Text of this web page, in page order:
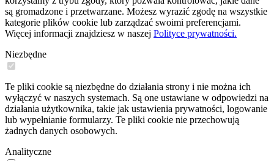
są gromadzone i przetwarzane. Możesz wyrazić zgodę na wszystkie
kategorie plików cookie lub zarządzać swoimi preferencjami.
Więcej informacji znajdziesz w naszej Polityce prywatności.
Niezbędne
Te pliki cookie są niezbędne do działania strony i nie można ich
wyłączyć w naszych systemach. Są one ustawiane w odpowiedzi na
działania użytkownika, takie jak ustawienia prywatności, logowanie
lub wypełnianie formularzy. Te pliki cookie nie przechowują
żadnych danych osobowych.
Analityczne